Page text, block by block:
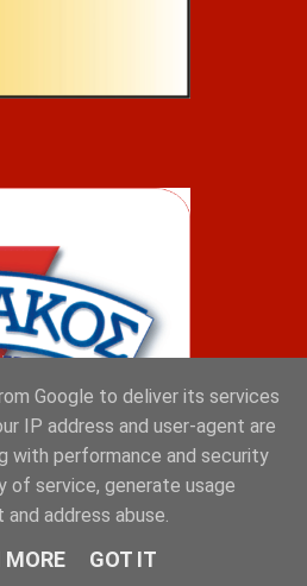
Google to deliver its services
IP address and user-agent are
with performance and security
of service, generate usage
address abuse.
MORE GOT IT